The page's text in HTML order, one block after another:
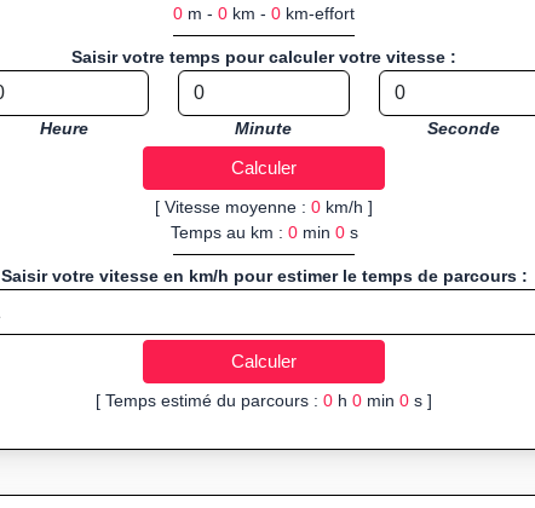
0 m - 0 km - 0 km-effort
Saisir votre temps pour calculer votre vitesse :
Heure Minute Seconde
[ Vitesse moyenne : 0 km/h ]
Temps au km : 0min 0s
Saisir votre vitesse en km/h pour estimer le temps de parcours :
[ Temps estimé du parcours : 0 h 0 min 0 s ]